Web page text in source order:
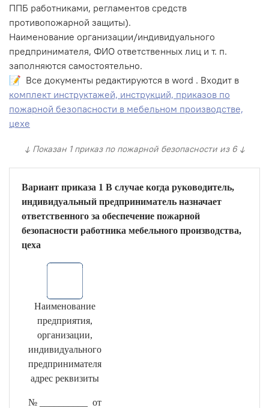
ППБ работниками, регламентов средств
противопожарной защиты).
Наименование организации/индивидуального
предпринимателя, ФИО ответственных лиц и т. п.
заполняются самостоятельно.
📝 Все документы редактируются в word . Входит в
комплект инструктажей, инструкций, приказов по
пожарной безопасности в мебельном производстве,
цехе
↓ Показан 1 приказ по пожарной безопасности из 6 ↓
Вариант приказа 1 В случае когда руководитель,
индивидуальный предприниматель назначает
ответственного за обеспечение пожарной
безопасности работника мебельного производства,
цеха
Наименование
предприятия,
организации,
индивидуального
предпринимателя
адрес реквизиты
№ __________ от